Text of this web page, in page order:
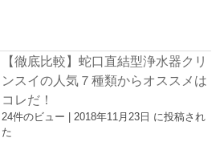
【徹底比較】蛇口直結型浄水器クリ
ンスイの人気７種類からオススメは
コレだ！
24件のビュー |2018年11月23日 に投稿され
た